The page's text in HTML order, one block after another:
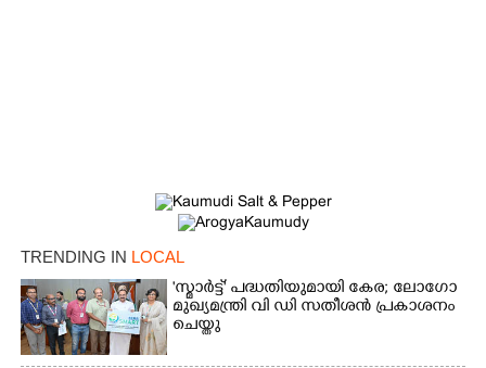
TRENDING IN LOCAL
'സ്മാർട്ട്' പദ്ധതിയുമായി കേര; ലോഗോ
മുഖ്യമന്ത്രി വി ഡി സതീശൻ പ്രകാശനം
ചെയ്തു
Share this link